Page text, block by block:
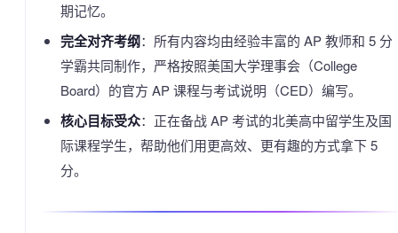
期记忆。
完全对齐考纲：所有内容均由经验丰富的 AP 教师和 5 分
学霸共同制作，严格按照美国大学理事会（College
Board）的官方 AP 课程与考试说明（CED）编写。
核心目标受众：正在备战 AP 考试的北美高中留学生及国
际课程学生，帮助他们用更高效、更有趣的方式拿下 5
分。